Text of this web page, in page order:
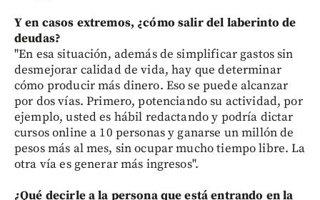
Y en casos extremos, ¿cómo salir del laberinto de
deudas?
"En esa situación, además de simplificar gastos sin
desmejorar calidad de vida, hay que determinar
cómo producir más dinero. Eso se puede alcanzar
por dos vías. Primero, potenciando su actividad, por
ejemplo, usted es hábil redactando y podría dictar
cursos online a 10 personas y ganarse un millón de
pesos más al mes, sin ocupar mucho tiempo libre. La
otra vía es generar más ingresos".
¿Qué decirle a la persona que está entrando en la